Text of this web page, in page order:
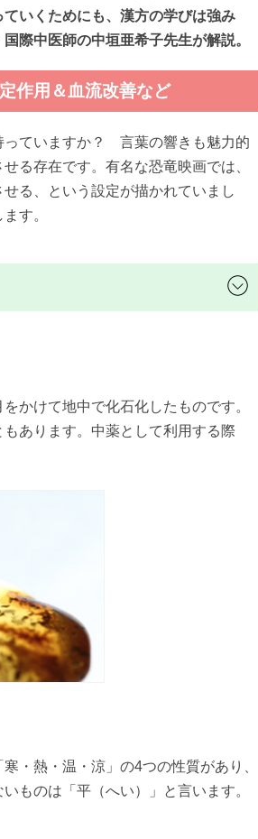
いくためにも、漢方の学びは強み
際中医師の中垣亜希子先生が解説。
作用＆血流改善など
っていますか？ 言葉の響きも魅力的
る存在です。有名な恐竜映画では、
る、という設定が描かれていまし
す。
かけて地中で化石化したものです。
あります。中薬として利用する際
・熱・温・涼」の4つの性質があり、
ものは「平（へい）」と言います。